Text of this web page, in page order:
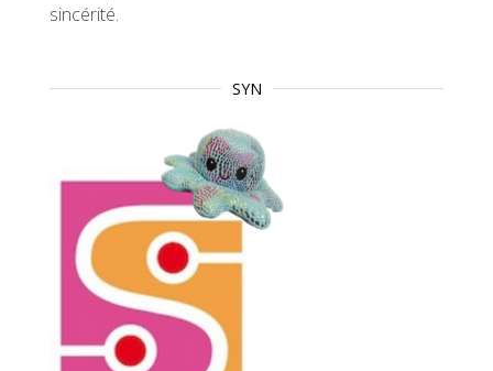
sincérité.
SYN